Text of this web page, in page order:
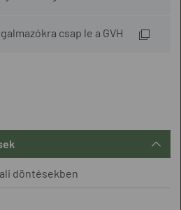
döntésekben
csap le a GVH